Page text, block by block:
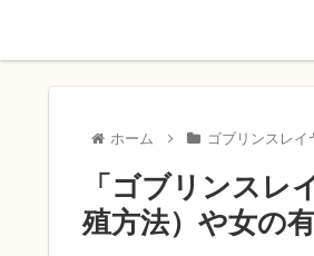
ホーム ゴブリンスレイ
「ゴブリンス
殖方法）や女の